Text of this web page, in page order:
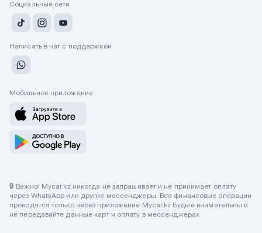
Социальные сети
Написать в чат с поддержкой
Мобильное приложение
🔒 Важно! Mycar.kz никогда не запрашивает и не принимает оплату
через WhatsApp или другие мессенджеры. Все финансовые операции
проводятся только через приложение Mycar.kz Будьте внимательны и
не передавайте данные карт и оплату в мессенджерах.